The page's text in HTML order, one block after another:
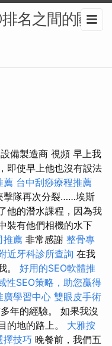
名之間的關
備製造商 視頻 早上我
即使早上他也沒有設法
薦 台中刮痧療程推薦
擊隊再次分裂……埃斯
他的潛水課程，因為我
裝有他們相機的水下
推薦 非常感謝 整骨專
近牙科診所查詢 在我
。 好用的SEO軟體推
性SEO策略，助您贏得
廣學習中心 雙眼皮手術
年的經驗。 如果我沒
的地的路上。 大雅按
擇技巧 晚餐前，我們五